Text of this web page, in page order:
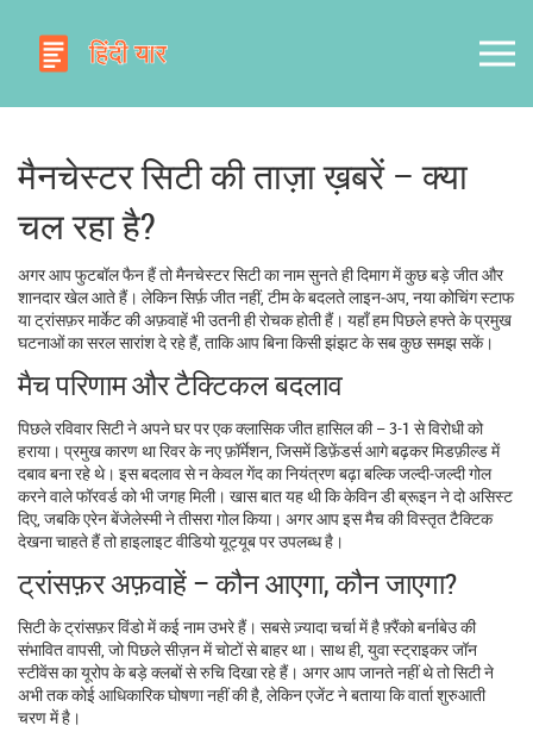
मैनचेस्टर सिटी की ताज़ा ख़बरें – क्या
चल रहा है?
अगर आप फुटबॉल फैन हैं तो मैनचेस्टर सिटी का नाम सुनते ही दिमाग में कुछ बड़े जीत और
शानदार खेल आते हैं। लेकिन सिर्फ़ जीत नहीं, टीम के बदलते लाइन‑अप, नया कोचिंग स्टाफ
या ट्रांसफ़र मार्केट की अफ़वाहें भी उतनी ही रोचक होती हैं। यहाँ हम पिछले हफ्ते के प्रमुख
घटनाओं का सरल सारांश दे रहे हैं, ताकि आप बिना किसी झंझट के सब कुछ समझ सकें।
मैच परिणाम और टैक्टिकल बदलाव
पिछले रविवार सिटी ने अपने घर पर एक क्लासिक जीत हासिल की – 3-1 से विरोधी को
हराया। प्रमुख कारण था रिवर के नए फ़ॉर्मेशन, जिसमें डिफ़ेंडर्स आगे बढ़कर मिडफ़ील्ड में
दबाव बना रहे थे। इस बदलाव से न केवल गेंद का नियंत्रण बढ़ा बल्कि जल्दी‑जल्दी गोल
करने वाले फॉरवर्ड को भी जगह मिली। खास बात यह थी कि केविन डी ब्रूइन ने दो असिस्ट
दिए, जबकि एरेन बेंजेलेस्मी ने तीसरा गोल किया। अगर आप इस मैच की विस्तृत टैक्टिक
देखना चाहते हैं तो हाइलाइट वीडियो यूट्यूब पर उपलब्ध है।
ट्रांसफ़र अफ़वाहें – कौन आएगा, कौन जाएगा?
सिटी के ट्रांसफ़र विंडो में कई नाम उभरे हैं। सबसे ज़्यादा चर्चा में है फ़्रैंको बर्नाबेउ की
संभावित वापसी, जो पिछले सीज़न में चोटों से बाहर था। साथ ही, युवा स्ट्राइकर जॉन
स्टीवेंस का यूरोप के बड़े क्लबों से रुचि दिखा रहे हैं। अगर आप जानते नहीं थे तो सिटी ने
अभी तक कोई आधिकारिक घोषणा नहीं की है, लेकिन एजेंट ने बताया कि वार्ता शुरुआती
चरण में है।